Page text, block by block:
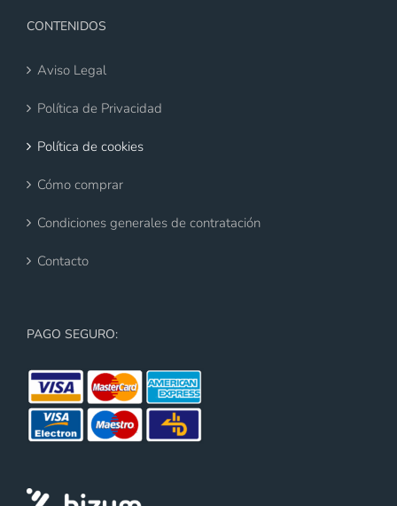
CONTENIDOS
Aviso Legal
Política de Privacidad
Política de cookies
Cómo comprar
Condiciones generales de contratación
Contacto
PAGO SEGURO: